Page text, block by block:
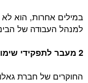
במילים אחרות, הוא לא
למנהל העבודה של
2 מעבר לתפקידי שימור ידע והנחיה:
החוקרים של חברת